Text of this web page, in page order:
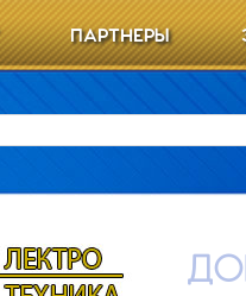
ПАРТНЕРЫ